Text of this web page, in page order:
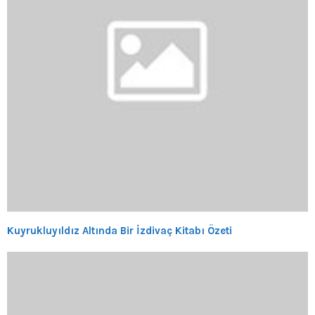
Kuyrukluyıldız Altında Bir İzdivaç Kitabı Özeti